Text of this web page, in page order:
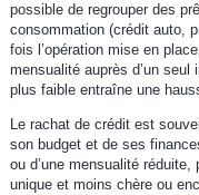
possible de regrouper des
consommation (crédit auto,
fois l’opération mise en
mensualité auprès d’un
plus faible entraîne une
Le rachat de crédit est
son budget et de ses
ou d’une mensualité réduite,
unique et moins chère ou